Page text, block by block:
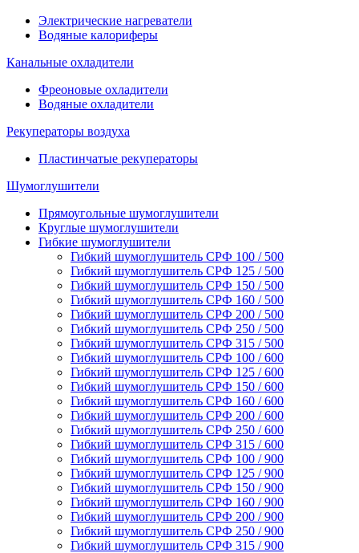
Электрические нагреватели
Водяные калориферы
Канальные охладители
Фреоновые охладители
Водяные охладители
Рекуператоры воздуха
Пластинчатые рекуператоры
Шумоглушители
Прямоугольные шумоглушители
Круглые шумоглушители
Гибкие шумоглушители
Гибкий шумоглушитель СРФ 100 / 500
Гибкий шумоглушитель СРФ 125 / 500
Гибкий шумоглушитель СРФ 150 / 500
Гибкий шумоглушитель СРФ 160 / 500
Гибкий шумоглушитель СРФ 200 / 500
Гибкий шумоглушитель СРФ 250 / 500
Гибкий шумоглушитель СРФ 315 / 500
Гибкий шумоглушитель СРФ 100 / 600
Гибкий шумоглушитель СРФ 125 / 600
Гибкий шумоглушитель СРФ 150 / 600
Гибкий шумоглушитель СРФ 160 / 600
Гибкий шумоглушитель СРФ 200 / 600
Гибкий шумоглушитель СРФ 250 / 600
Гибкий шумоглушитель СРФ 315 / 600
Гибкий шумоглушитель СРФ 100 / 900
Гибкий шумоглушитель СРФ 125 / 900
Гибкий шумоглушитель СРФ 150 / 900
Гибкий шумоглушитель СРФ 160 / 900
Гибкий шумоглушитель СРФ 200 / 900
Гибкий шумоглушитель СРФ 250 / 900
Гибкий шумоглушитель СРФ 315 / 900